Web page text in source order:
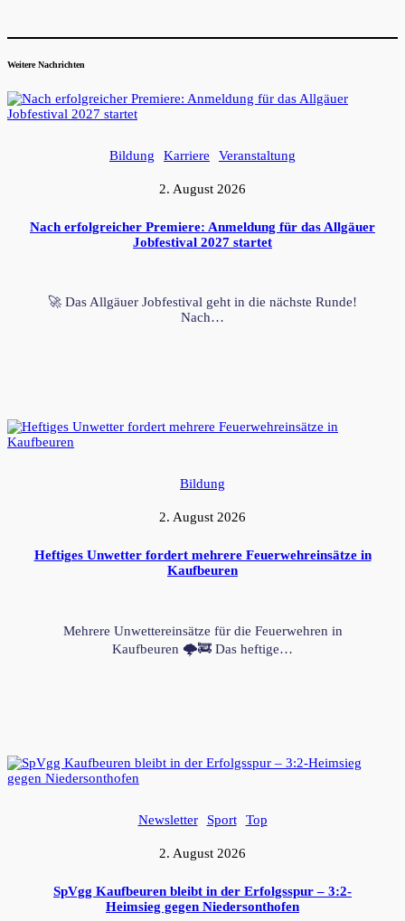
Weitere Nachrichten
Bildung Karriere Veranstaltung
2. August 2026
Nach erfolgreicher Premiere: Anmeldung für das Allgäuer
Jobfestival 2027 startet
🚀 Das Allgäuer Jobfestival geht in die nächste Runde!
Nach…
Bildung
2. August 2026
Heftiges Unwetter fordert mehrere Feuerwehreinsätze in
Kaufbeuren
Mehrere Unwettereinsätze für die Feuerwehren in
Kaufbeuren 🌩️🚒 Das heftige…
Newsletter Sport Top
2. August 2026
SpVgg Kaufbeuren bleibt in der Erfolgsspur – 3:2-
Heimsieg gegen Niedersonthofen